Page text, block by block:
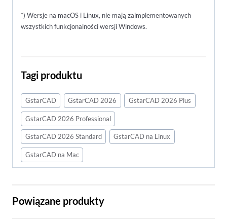
*) Wersje na macOS i Linux, nie mają zaimplementowanych
wszystkich funkcjonalności wersji Windows.
Tagi produktu
GstarCAD GstarCAD 2026 GstarCAD 2026 Plus
GstarCAD 2026 Professional
GstarCAD 2026 Standard GstarCAD na Linux
GstarCAD na Mac
Powiązane produkty